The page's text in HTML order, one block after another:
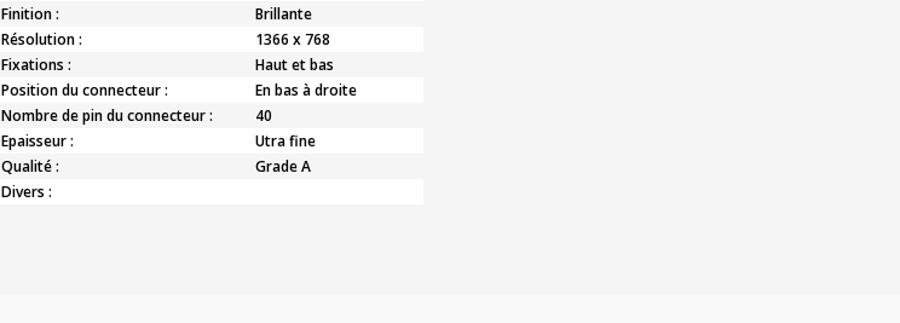
Finition :
Brillante
Résolution :
1366 x 768
Fixations :
Haut et bas
Position du connecteur :
En bas à droite
Nombre de pin du connecteur :
40
Epaisseur :
Utra fine
Qualité :
Grade A
Divers :